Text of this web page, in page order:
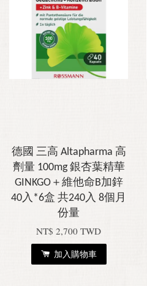
德國 三高 Altapharma 高
劑量 100mg 銀杏葉精華
GINKGO＋維他命B加鋅
40入*6盒 共240入 8個月
份量
NT$ 2,700 TWD
加入購物車